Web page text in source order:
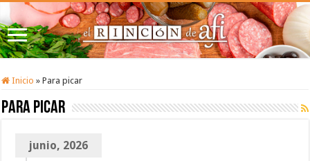
Inicio » Para picar
Para picar
junio, 2026